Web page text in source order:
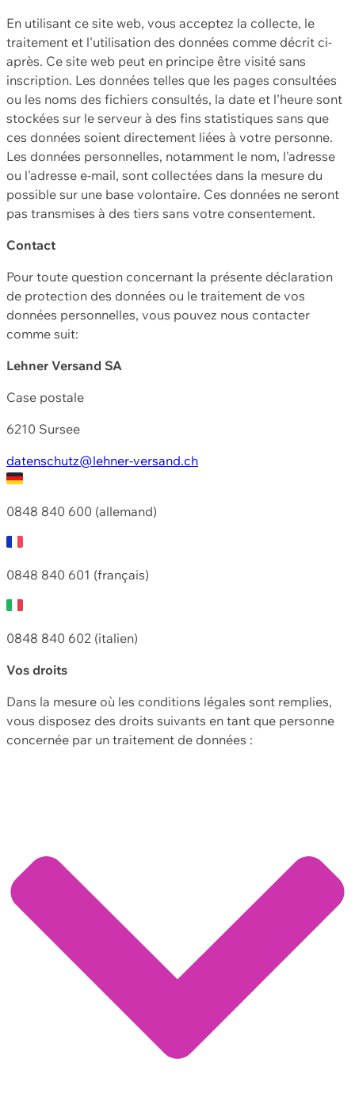
En utilisant ce site web, vous acceptez la collecte, le
traitement et l'utilisation des données comme décrit ci-
après. Ce site web peut en principe être visité sans
inscription. Les données telles que les pages consultées
ou les noms des fichiers consultés, la date et l'heure sont
stockées sur le serveur à des fins statistiques sans que
ces données soient directement liées à votre personne.
Les données personnelles, notamment le nom, l'adresse
ou l'adresse e-mail, sont collectées dans la mesure du
possible sur une base volontaire. Ces données ne seront
pas transmises à des tiers sans votre consentement.
Contact
Pour toute question concernant la présente déclaration
de protection des données ou le traitement de vos
données personnelles, vous pouvez nous contacter
comme suit:
Lehner Versand SA
Case postale
6210 Sursee
datenschutz@lehner-versand.ch
0848 840 600 (allemand)
0848 840 601 (français)
0848 840 602 (italien)
Vos droits
Dans la mesure où les conditions légales sont remplies,
vous disposez des droits suivants en tant que personne
concernée par un traitement de données :